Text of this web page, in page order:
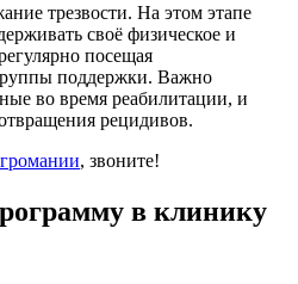
трезвости. На этом этапе
своё физическое и
посещая
поддержки. Важно
во время реабилитации, и
рецидивов.
, звоните!
в клинику